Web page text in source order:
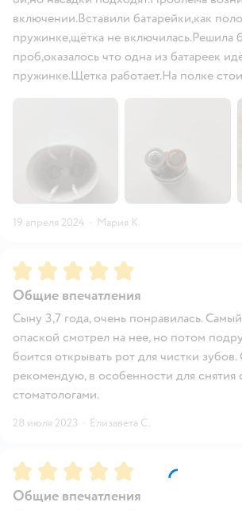
включении.Вставили батарейки,как
пружинке,щётка не включилась.Решила
проб,оказалось что одна из батареек
пружинке.Щетка работает.На полке
19 апреля 2024 · Мария К.
Рейтинг:5
Общие впечатления
Сыну 3,7 года, очень понравилась.
опаской смотрел на нее, но потом
боится открывать рот для чистки
рекомендую, в особенности для снятия
стоматологами.
28 июля 2023 · Елизавета С.
Рейтинг:5
Общие впечатления